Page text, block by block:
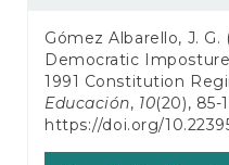
Gómez Albarello, J. G.
Democratic
1991 Constitution
Educación, 10(20), 85-
https://doi.org/